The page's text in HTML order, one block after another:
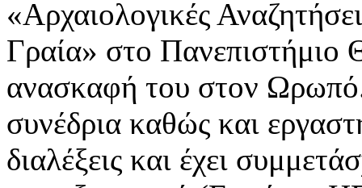
«Αρχαιολογικές
Γραία» στο Πανεπιστήμιο
ανασκαφή του στον
συνέδρια καθώς και
διαλέξεις και έχει